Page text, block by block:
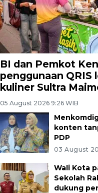
BI dan Pemkot
penggunaan
kuliner Sultra
05 August 2026 9:26 WIB
konten
PDP
03 August
Wali Kota
Sekolah
dukung